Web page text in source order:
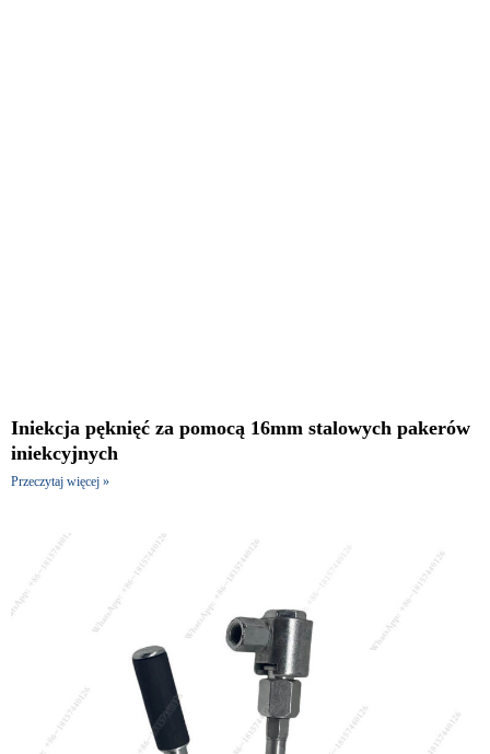
Iniekcja pęknięć za pomocą 16mm stalowych pakerów
iniekcyjnych
Przeczytaj więcej »